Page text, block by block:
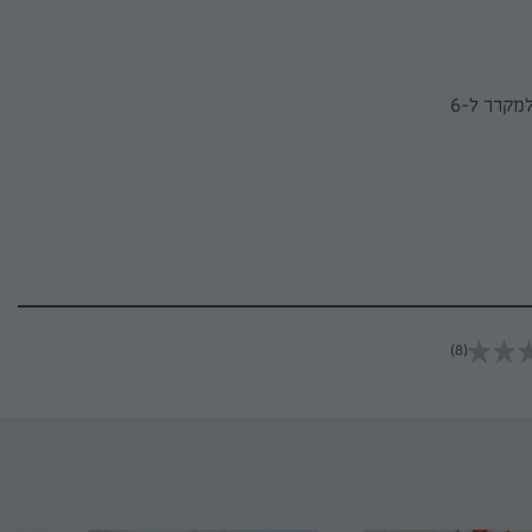
מוציאים את העוגה מהתנור ומצננים לטמפרטורת החדר. מכסים בניילון נצמד ומעבירים למקרר ל-6
(8)